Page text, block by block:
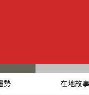
勢 在地故事